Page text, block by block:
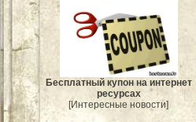
Бесплатный купон на интернет
ресурсах
[Интересные новости]